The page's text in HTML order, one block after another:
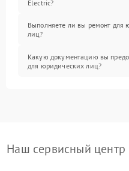
Electric?
Выполняете ли вы ремонт для
лиц?
Какую документацию вы
для юридических лиц?
Наш сервисный